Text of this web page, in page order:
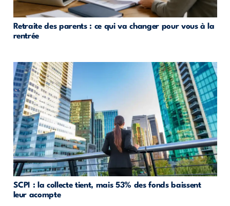
Retraite des parents : ce qui va changer pour vous à la
rentrée
SCPI : la collecte tient, mais 53% des fonds baissent
leur acompte